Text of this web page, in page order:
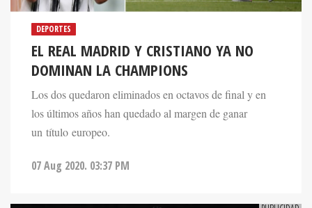
DEPORTES
EL REAL MADRID Y CRISTIANO YA NO
DOMINAN LA CHAMPIONS
Los dos quedaron eliminados en octavos de final y en
los últimos años han quedado al margen de ganar
un título europeo.